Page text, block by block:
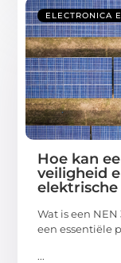
ELECTRONICA
Hoe kan
veiligheid
Wat is een
een essentiële
...